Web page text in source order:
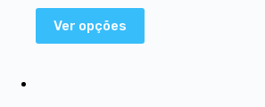
Ver opções